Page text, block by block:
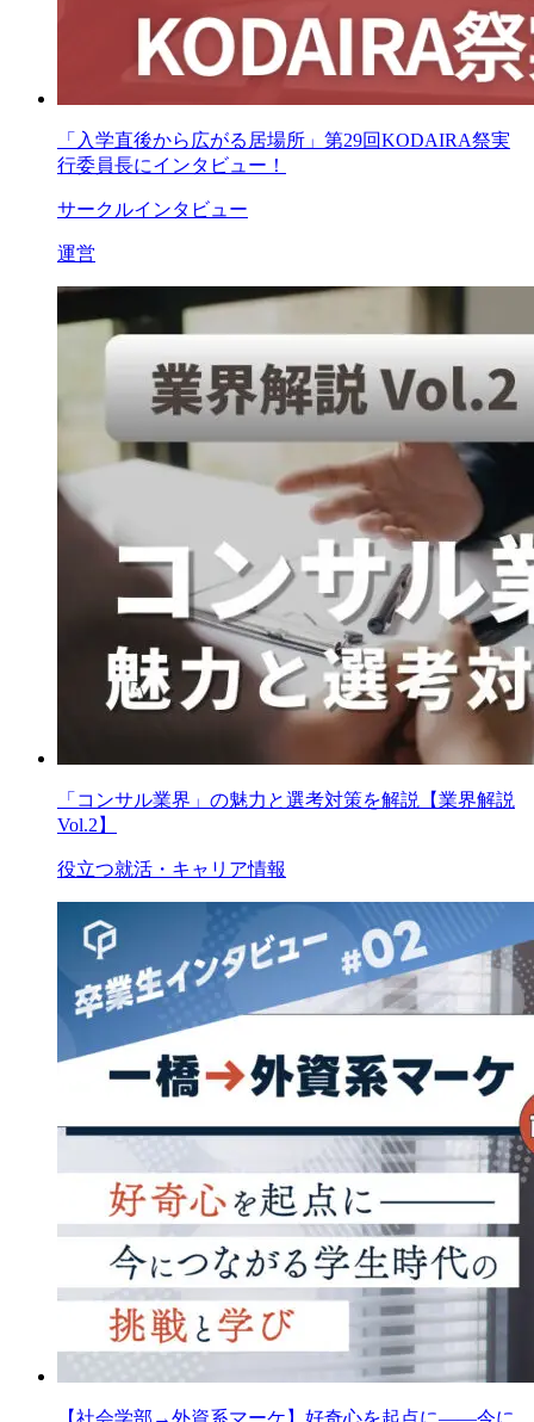
「入学直後から広がる居場所」第29回KODAIRA祭実
行委員長にインタビュー！
サークルインタビュー
運営
「コンサル業界」の魅力と選考対策を解説【業界解説
Vol.2】
役立つ就活・キャリア情報
【社会学部→外資系マーケ】好奇心を起点に――今に